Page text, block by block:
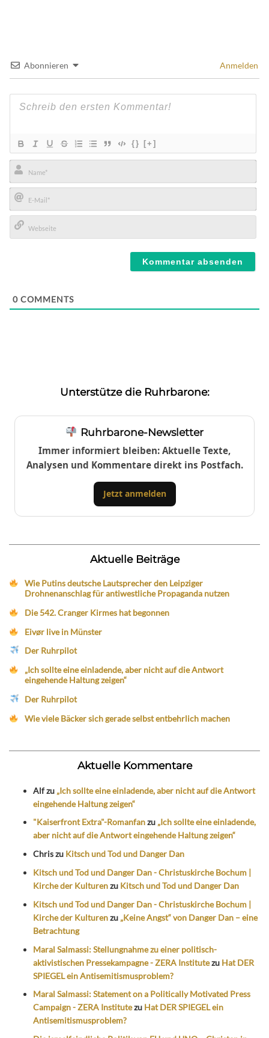
Abonnieren Anmelden
{} [+]
Name*
E-
Mail*
0 COMMENTS
Unterstütze die Ruhrbarone:
Ruhrbarone-Newsletter
Immer informiert bleiben: Aktuelle Texte,
Analysen und Kommentare direkt ins Postfach.
Jetzt anmelden
Aktuelle Beiträge
Wie Putins deutsche Lautsprecher den Leipziger
Drohnenanschlag für antiwestliche Propaganda nutzen
Die 542. Cranger Kirmes hat begonnen
Eivør live in Münster
Der Ruhrpilot
„Ich sollte eine einladende, aber nicht auf die Antwort
eingehende Haltung zeigen“
Der Ruhrpilot
Wie viele Bäcker sich gerade selbst entbehrlich machen
Aktuelle Kommentare
Alfzu „Ich sollte eine einladende, aber nicht auf die Antwort
eingehende Haltung zeigen“
"Kaiserfront Extra"-Romanfanzu „Ich sollte eine einladende,
aber nicht auf die Antwort eingehende Haltung zeigen“
Chriszu Kitsch und Tod und Danger Dan
Kitsch und Tod und Danger Dan - Christuskirche Bochum |
Kirche der Kulturenzu Kitsch und Tod und Danger Dan
Kitsch und Tod und Danger Dan - Christuskirche Bochum |
Kirche der Kulturenzu „Keine Angst“ von Danger Dan – eine
Betrachtung
Maral Salmassi: Stellungnahme zu einer politisch-
aktivistischen Pressekampagne - ZERA Institutezu Hat DER
SPIEGEL ein Antisemitismusproblem?
Maral Salmassi: Statement on a Politically Motivated Press
Campaign - ZERA Institutezu Hat DER SPIEGEL ein
Antisemitismusproblem?